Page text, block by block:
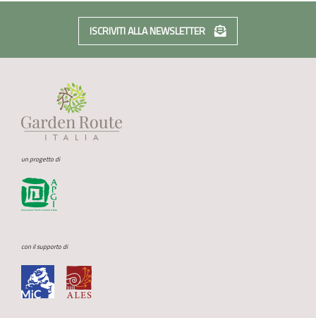
ISCRIVITI ALLA NEWSLETTER
un progetto di
con il supporto di